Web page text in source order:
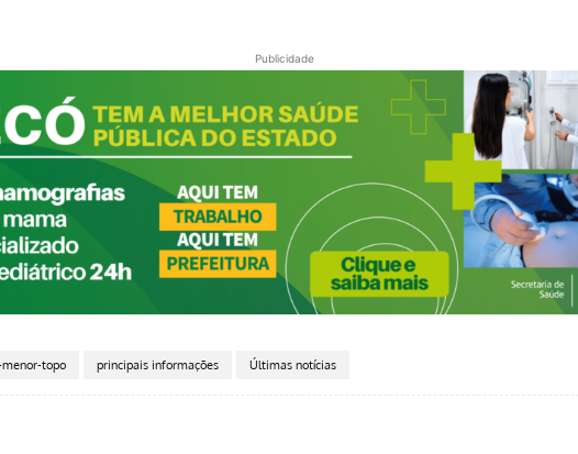
Publicidade
topo principais informações Últimas notícias